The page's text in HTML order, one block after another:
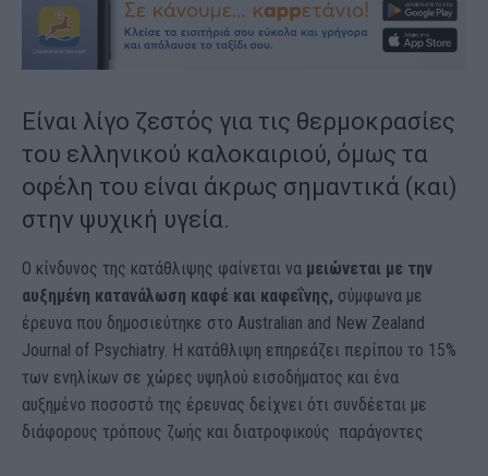
Είναι λίγο ζεστός για τις θερμοκρασίες
του ελληνικού καλοκαιριού, όμως τα
οφέλη του είναι άκρως σημαντικά (και)
στην ψυχική υγεία.
Ο κίνδυνος της κατάθλιψης φαίνεται να μειώνεται με την
αυξημένη κατανάλωση καφέ και καφεΐνης, σύμφωνα με
έρευνα που δημοσιεύτηκε στο Australian and New Zealand
Journal of Psychiatry. Η κατάθλιψη επηρεάζει περίπου το 15%
των ενηλίκων σε χώρες υψηλού εισοδήματος και ένα
αυξημένο ποσοστό της έρευνας δείχνει ότι συνδέεται με
διάφορους τρόπους ζωής και διατροφικούς παράγοντες